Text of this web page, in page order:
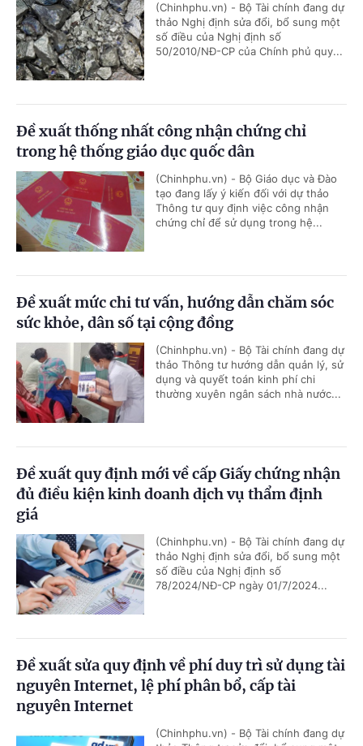
(Chinhphu.vn) - Bộ Tài chính đang dự
thảo Nghị định sửa đổi, bổ sung một
số điều của Nghị định số
50/2010/NĐ-CP của Chính phủ quy...
Đề xuất thống nhất công nhận chứng chỉ
trong hệ thống giáo dục quốc dân
(Chinhphu.vn) - Bộ Giáo dục và Đào
tạo đang lấy ý kiến đối với dự thảo
Thông tư quy định việc công nhận
chứng chỉ để sử dụng trong hệ...
Đề xuất mức chi tư vấn, hướng dẫn chăm sóc
sức khỏe, dân số tại cộng đồng
(Chinhphu.vn) - Bộ Tài chính đang dự
thảo Thông tư hướng dẫn quản lý, sử
dụng và quyết toán kinh phí chi
thường xuyên ngân sách nhà nước...
Đề xuất quy định mới về cấp Giấy chứng nhận
đủ điều kiện kinh doanh dịch vụ thẩm định
giá
(Chinhphu.vn) - Bộ Tài chính đang dự
thảo Nghị định sửa đổi, bổ sung một
số điều của Nghị định số
78/2024/NĐ-CP ngày 01/7/2024...
Đề xuất sửa quy định về phí duy trì sử dụng tài
nguyên Internet, lệ phí phân bổ, cấp tài
nguyên Internet
(Chinhphu.vn) - Bộ Tài chính đang dự